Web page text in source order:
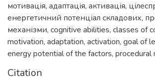
мотивація, адаптація, активація,
енергетичний потенціал складових,
механізми, cognitive abilities, classes of
motivation, adaptation, activation, goal of
energy potential of the factors, procedural
Citation